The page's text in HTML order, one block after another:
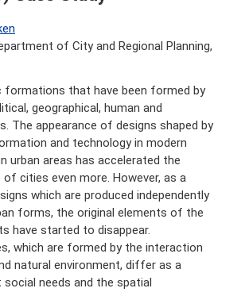
of City and Regional Planning,
formations that have been formed by
geographical, human and
The appearance of designs shaped by
and technology in modern
urban areas has accelerated the
cities even more. However, as a
which are produced independently
forms, the original elements of the
have started to disappear.
which are formed by the interaction
natural environment, differ as a
needs and the spatial